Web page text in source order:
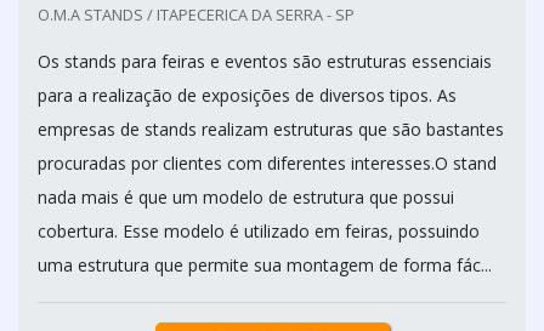
O.M.A STANDS / ITAPECERICA DA SERRA - SP
Os stands para feiras e eventos são estruturas essenciais
para a realização de exposições de diversos tipos. As
empresas de stands realizam estruturas que são bastantes
procuradas por clientes com diferentes interesses.O stand
nada mais é que um modelo de estrutura que possui
cobertura. Esse modelo é utilizado em feiras, possuindo
uma estrutura que permite sua montagem de forma fác...